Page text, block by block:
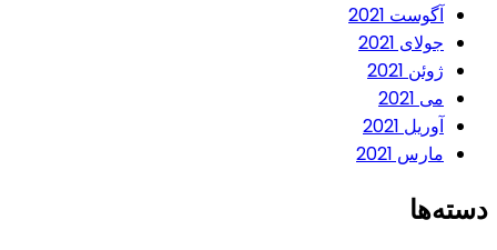
آگوست 2021
جولای 2021
ژوئن 2021
می 2021
آوریل 2021
مارس 2021
دسته‌ها